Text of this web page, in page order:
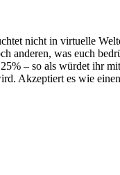
nicht in virtuelle
anderen, was euch
– so als würdet
Akzeptiert es wie